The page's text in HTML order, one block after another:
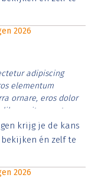
2026
adipiscing
elementum
ornare, eros dolor
vitae erat.
id rutrum lorem
posuere.
krijg je de kans
én zelf te
2026